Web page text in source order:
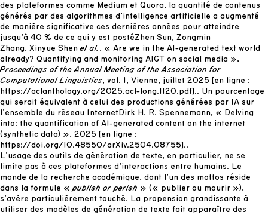
des plateformes comme Medium et Quora, la quantité de contenus
générés par des algorithmes d’intelligence artificielle a augmenté
de manière significative ces dernières années pour atteindre
jusqu’à 40 % de ce qui y est postéZhen Sun, Zongmin
Zhang, Xinyue Shenet al. , « Are we in the AI-generated text world
already? Quantifying and monitoring AIGT on social media »,
Proceedings of the Annual Meeting of the Association for
Computational Linguistics, vol. 1, Vienne, juillet 2025 [en ligne :
https://aclanthology.org/2025.acl-long.1120.pdf].. Un pourcentage
qui serait équivalent à celui des productions générées par IA sur
l’ensemble du réseau InternetDirk H. R. Spennemann, « Delving
into: the quantification of AI-generated content on the internet
(synthetic data) », 2025 [en ligne :
https://doi.org/10.48550/arXiv.2504.08755]..
L’usage des outils de génération de texte, en particulier, ne se
limite pas à ces plateformes d’interactions entre humains. Le
monde de la recherche académique, dont l’un des mottos réside
dans la formule «publish or perish » (« publier ou mourir »),
s’avère particulièrement touché. La propension grandissante à
utiliser des modèles de génération de texte fait apparaître des